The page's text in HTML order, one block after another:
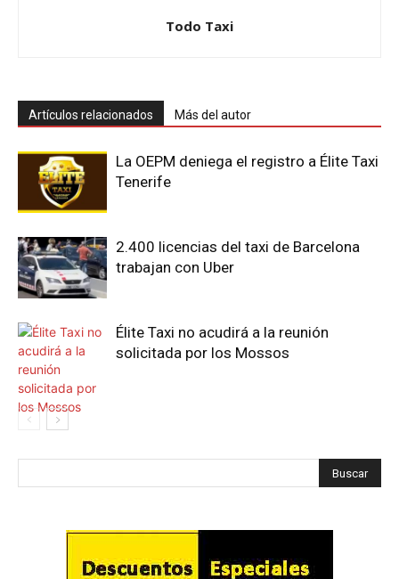
Todo Taxi
Artículos relacionados Más del autor
La OEPM deniega el registro a Élite Taxi
Tenerife
2.400 licencias del taxi de Barcelona
trabajan con Uber
Élite Taxi no acudirá a la reunión
solicitada por los Mossos